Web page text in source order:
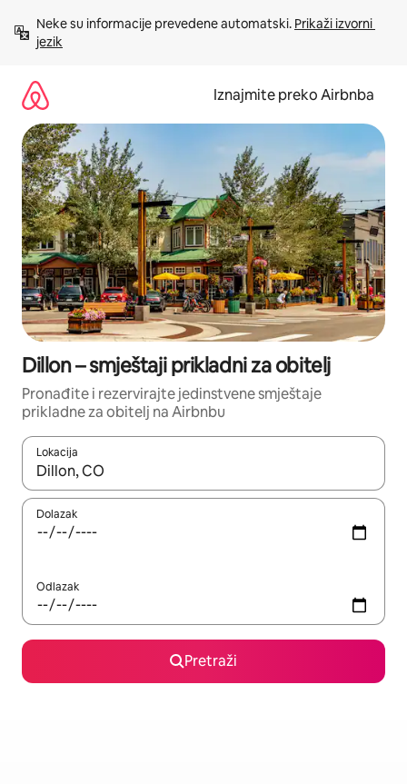
sadržaj
Neke su informacije prevedene automatski. Prikaži izvorni
jezik
Iznajmite preko Airbnba
Dillon – smještaji prikladni za obitelj
Pronađite i rezervirajte jedinstvene smještaje
prikladne za obitelj na Airbnbu
Lokacija
Kada budu dostupni rezultati, moći ćete ih pregledati
Dolazak
Odlazak
Pretraži